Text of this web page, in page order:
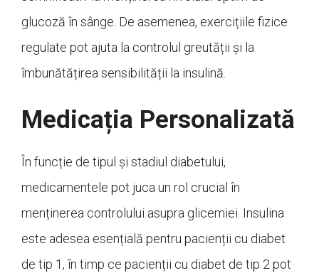
glucoză în sânge. De asemenea, exercițiile fizice
regulate pot ajuta la controlul greutății și la
îmbunătățirea sensibilității la insulină.
Medicația Personalizată
În funcție de tipul și stadiul diabetului,
medicamentele pot juca un rol crucial în
menținerea controlului asupra glicemiei. Insulina
este adesea esențială pentru pacienții cu diabet
de tip 1, în timp ce pacienții cu diabet de tip 2 pot